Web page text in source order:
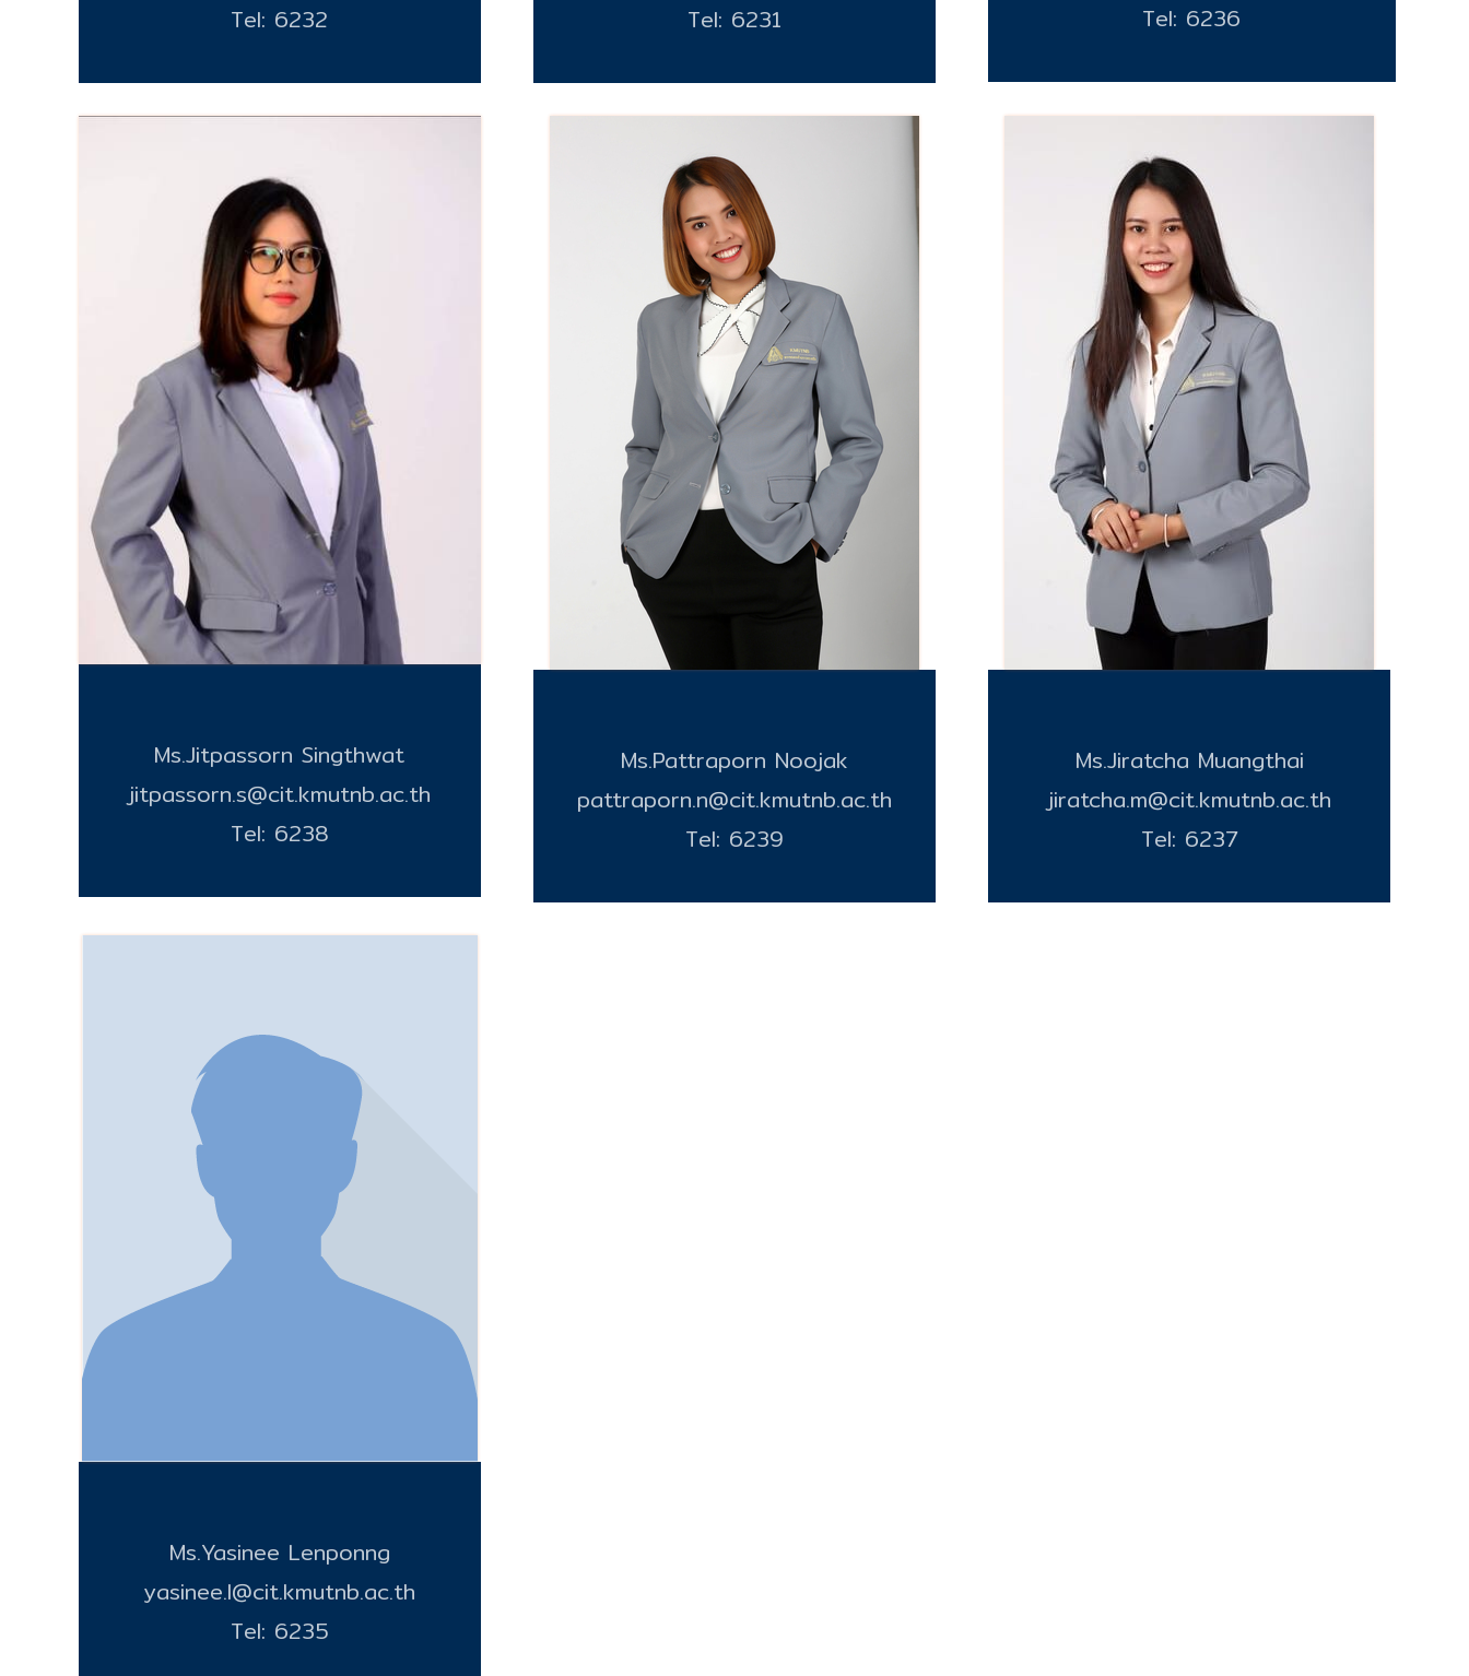
Tel: 6232
Tel: 6231
Tel: 6236
Ms.Jitpassorn Singthwat
jitpassorn.s@cit.kmutnb.ac.th
Tel: 6238
Ms.Pattraporn Noojak
pattraporn.n@cit.kmutnb.ac.th
Tel: 6239
Ms.Jiratcha Muangthai
jiratcha.m@cit.kmutnb.ac.th
Tel: 6237
Ms.Yasinee Lenponng
yasinee.l@cit.kmutnb.ac.th
Tel: 6235